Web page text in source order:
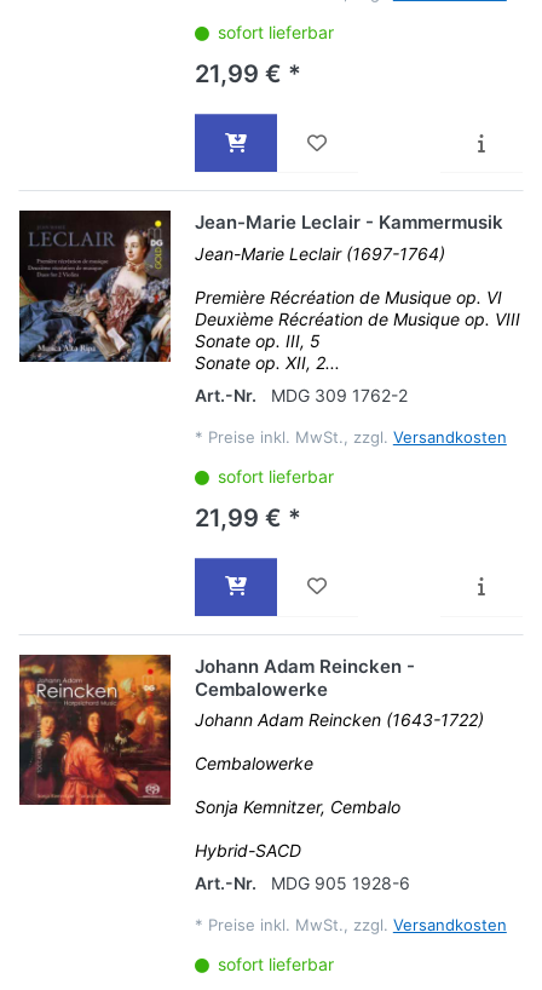
sofort lieferbar
21,99 € *
Jean-Marie Leclair - Kammermusik
Jean-Marie Leclair (1697-1764)
Première Récréation de Musique op. VI
Deuxième Récréation de Musique op. VIII
Sonate op. III, 5
Sonate op. XII, 2...
Art.-Nr.
MDG 309 1762-2
* Preise inkl. MwSt., zzgl. Versandkosten
sofort lieferbar
21,99 € *
Johann Adam Reincken -
Cembalowerke
Johann Adam Reincken (1643-1722)
Cembalowerke
Sonja Kemnitzer, Cembalo
Hybrid-SACD
Art.-Nr.
MDG 905 1928-6
* Preise inkl. MwSt., zzgl. Versandkosten
sofort lieferbar